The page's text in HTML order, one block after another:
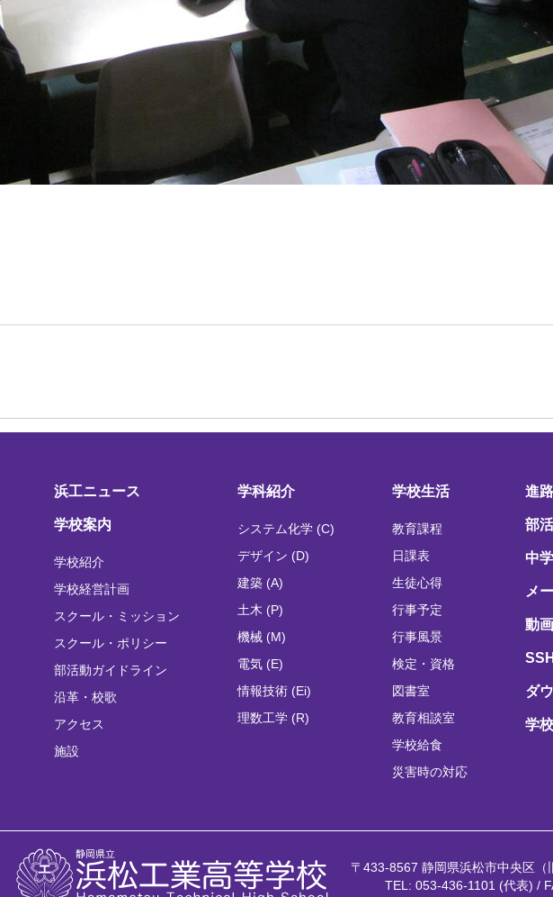
浜工ニュース
学校案内
学校紹介
学校経営計画
スクール・ミッション
スクール・ポリシー
部活動ガイドライン
沿革・校歌
アクセス
施設
学科紹介
システム化学 (C)
デザイン (D)
建築 (A)
土木 (P)
機械 (M)
電気 (E)
情報技術 (Ei)
理数工学 (R)
学校生活
教育課程
日課表
生徒心得
行事予定
行事風景
検定・資格
図書室
教育相談室
学校給食
災害時の対応
進路
部
中
メ
動
ダ
学
〒433-8567 静岡県浜松市中央区（
TEL: 053-436-1101 (代表) /